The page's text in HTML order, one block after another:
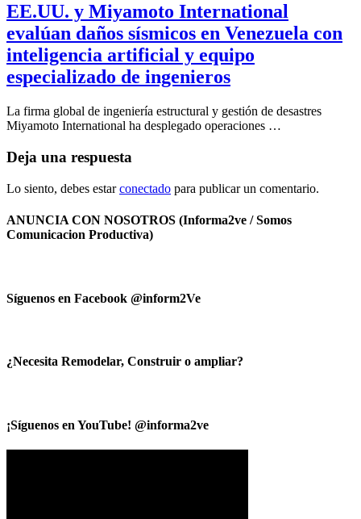
EE.UU. y Miyamoto International
evalúan daños sísmicos en Venezuela con
inteligencia artificial y equipo
especializado de ingenieros
La firma global de ingeniería estructural y gestión de desastres
Miyamoto International ha desplegado operaciones …
Deja una respuesta
Lo siento, debes estarconectado para publicar un comentario.
ANUNCIA CON NOSOTROS (Informa2ve / Somos
Comunicacion Productiva)
Síguenos en Facebook @inform2Ve
¿Necesita Remodelar, Construir o ampliar?
¡Síguenos en YouTube! @informa2ve